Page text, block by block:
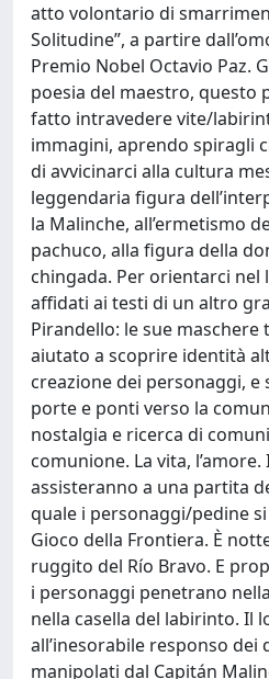
atto volontario di
Solitudine”, a partire
Premio Nobel Octavio Paz.
poesia del maestro, questo
fatto intravedere vite/
immagini, aprendo spiragli
di avvicinarci alla cultura
leggendaria figura
la Malinche, all’ermetismo
pachuco, alla figura della
chingada. Per orientarci nel
affidati ai testi di un altro
Pirandello: le sue maschere
aiutato a scoprire identità
creazione dei personaggi,
porte e ponti verso la
nostalgia e ricerca di
comunione. La vita,
assisteranno a una partita
quale i personaggi/pedine
Gioco della Frontiera. È
ruggito del Río Bravo. E
i personaggi penetrano
nella casella del labirinto. Il
all’inesorabile responso dei
manipolati dal Capitán